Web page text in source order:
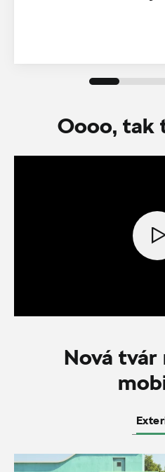
Oooo, tak
Nová tvár